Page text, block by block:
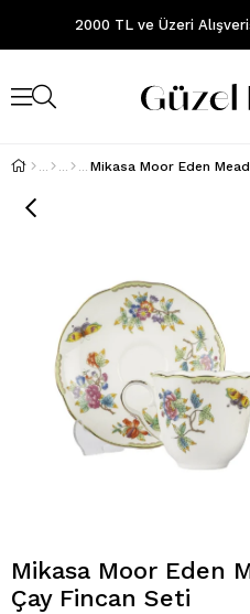
2000 TL ve Üzeri
Mikasa Moor Eden
Mikasa Moor Eden
Çay Fincan Seti